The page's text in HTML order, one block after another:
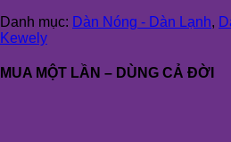
Danh mục: Dàn Nóng - Dàn Lạnh,
Kewely
MUA MỘT LẦN – DÙNG CẢ ĐỜI